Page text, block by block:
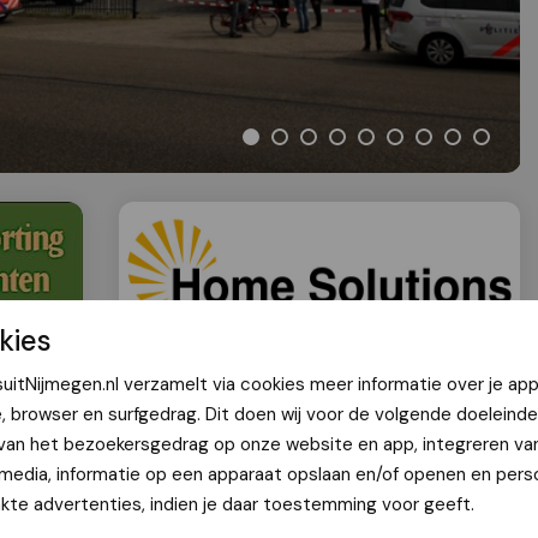
verzamelt via cookies meer informatie over je
browser en surfgedrag. Dit doen wij voor de volgende
het bezoekersgedrag op onze website en app, integreren
informatie op een apparaat opslaan en/of openen en
advertenties, indien je daar toestemming voor geeft.
drugslab Binderskampweg zorgt